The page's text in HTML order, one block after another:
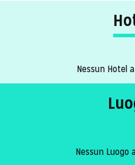
Nessun Hotel
Nessun Luogo